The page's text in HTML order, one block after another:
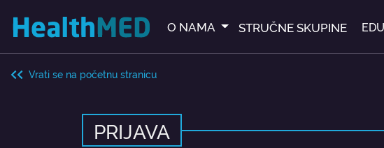
O NAMA STRUČNE SKUPINE
Vrati se na početnu stranicu
PRIJAVA